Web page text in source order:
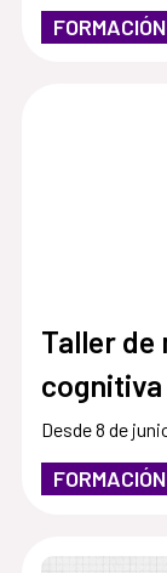
FORMACIÓN
Taller de
cognitiva
Desde 8 de
FORMACIÓN